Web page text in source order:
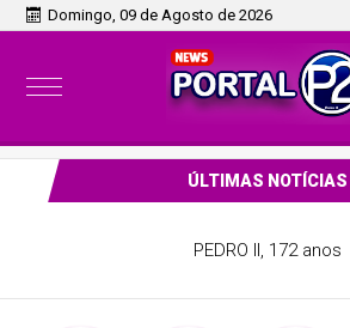
Domingo, 09 de Agosto de 2026
ÚLTIMAS NOTÍCIAS
e tradicional com os